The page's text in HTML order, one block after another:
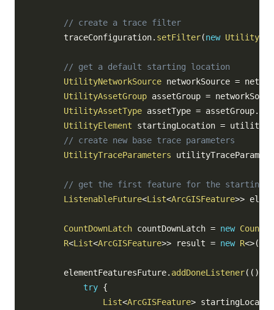
// create a trace filter
        traceConfiguration
. setFilter(new
// get a default starting location
UtilityNetworkSource networkSource =
UtilityAssetGroup assetGroup =
UtilityAssetType assetType = assetGroup.
UtilityElement startingLocation =
// create new base trace parameters
UtilityTraceParameters
// get the first feature for the starting
ListenableFuture<List<ArcGISFeature>>
CountDownLatch countDownLatch = new
R<List<ArcGISFeature>> result = new R<>(
        elementFeaturesFuture
. addDoneListener( ( )
try {
List<ArcGISFeature>